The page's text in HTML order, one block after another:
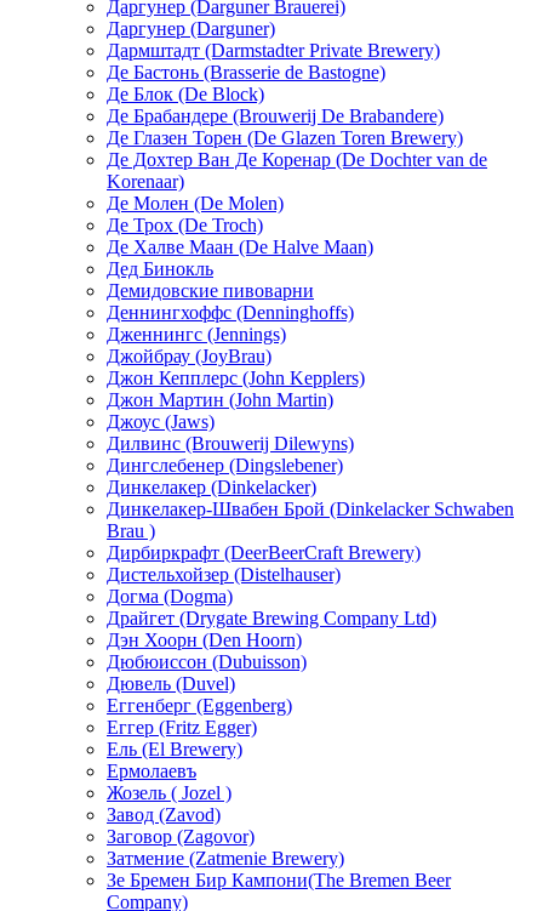
Даргунер (Darguner Brauerei)
Даргунер (Darguner)
Дармштадт (Darmstadter Private Brewery)
Де Бастонь (Brasserie de Bastogne)
Де Блок (De Block)
Де Брабандере (Brouwerij De Brabandere)
Де Глазен Торен (De Glazen Toren Brewery)
Де Дохтер Ван Де Коренар (De Dochter van de
Korenaar)
Де Молен (De Molen)
Де Трох (De Troch)
Де Халве Маан (De Halve Maan)
Дед Бинокль
Демидовские пивоварни
Деннингхоффc (Denninghoffs)
Дженнингс (Jennings)
Джойбрау (JoyBrau)
Джон Кепплерс (John Kepplers)
Джон Мартин (John Martin)
Джоус (Jaws)
Дилвинс (Brouwerij Dilewyns)
Дингслебенер (Dingslebener)
Динкелакер (Dinkelacker)
Динкелакер-Швабен Брой (Dinkelacker Schwaben
Brau )
Дирбиркрафт (DeerBeerCraft Brewery)
Дистельхойзер (Distelhauser)
Догма (Dogma)
Драйгет (Drygate Brewing Company Ltd)
Дэн Хоорн (Den Hoorn)
Дюбюиссон (Dubuisson)
Дювель (Duvel)
Еггенберг (Eggenberg)
Еггер (Fritz Egger)
Ель (El Brewery)
Ермолаевъ
Жозель ( Jozel )
Завод (Zavod)
Заговор (Zagovor)
Затмение (Zatmenie Вrewery)
Зе Бремен Бир Кампони(The Bremen Beer
Company)